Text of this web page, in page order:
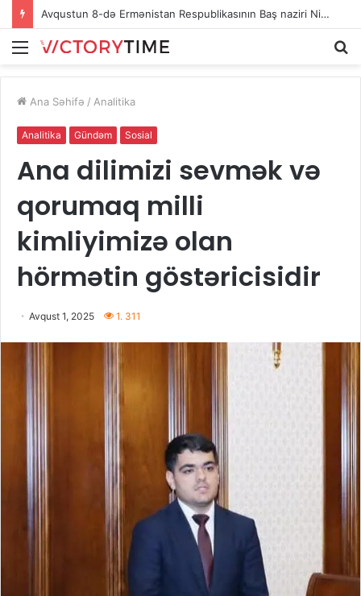
Avqustun 8-də Ermənistan Respublikasının Baş naziri Nikol Paşinyan Azərbaycan Respublikasının Prezidenti İlham Əliyevə zəng edib
Menu
Ana Səhifə / Analitika
Analitika Gündəm Sosial
Ana dilimizi sevmək və
qorumaq milli
kimliyimizə olan
hörmətin göstəricisidir
Avqust 1, 2025 1. 311